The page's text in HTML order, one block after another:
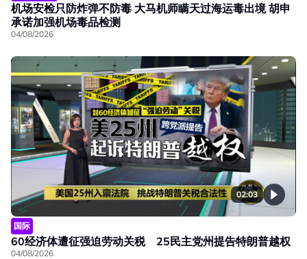
机场安检只防炸弹不防毒 大马机师瞒天过海运毒出境 胡申
承诺加强机场毒品检测
04/08/2026
02:03
国际
60经济体遭征强迫劳动关税 25民主党州提告特朗普越权
04/08/2026